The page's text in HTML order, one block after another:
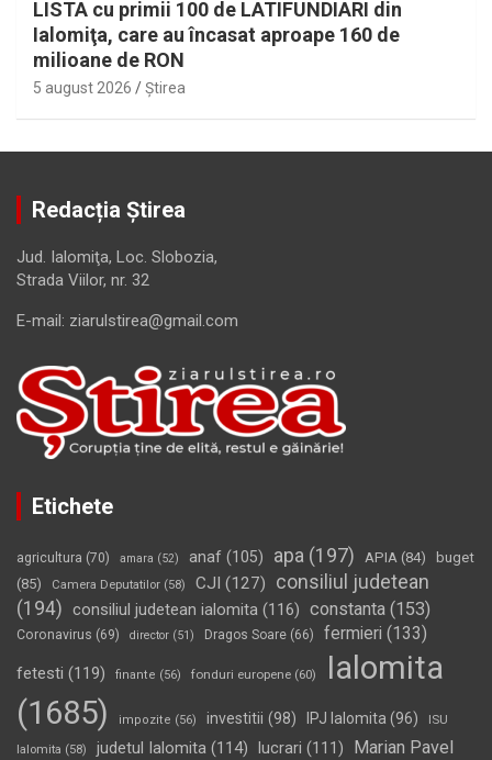
LISTA cu primii 100 de LATIFUNDIARI din
Ialomiţa, care au încasat aproape 160 de
milioane de RON
5 august 2026 Ştirea
Redacția Știrea
Jud. Ialomiţa, Loc. Slobozia,
Strada Viilor, nr. 32
E-mail: ziarulstirea@gmail.com
Etichete
agricultura (70) amara (52) anaf (105) apa (197) APIA (84)
buget
(85)
Camera Deputatilor (58) CJI (127)
consiliul judetean
(194) consiliul judetean ialomita (116) constanta (153)
Coronavirus (69) director (51) Dragos Soare (66) fermieri (133)
fetesti (119) finante (56) fonduri europene (60)
Ialomita
(1685)
impozite (56) investitii (98) IPJ Ialomita (96) ISU
Ialomita (58) judetul Ialomita (114) lucrari (111)
Marian Pavel